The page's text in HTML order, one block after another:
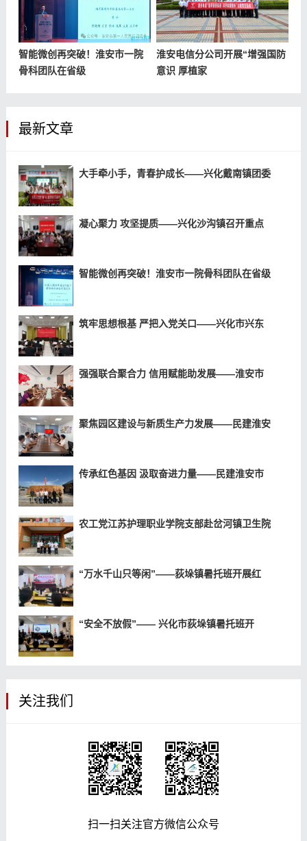
智能微创再突破！淮安市一院
骨科团队在省级
淮安电信分公司开展“增强国防
意识 厚植家
最新文章
大手牵小手，青春护成长——兴化戴南镇团委
凝心聚力 攻坚提质——兴化沙沟镇召开重点
智能微创再突破！淮安市一院骨科团队在省级
筑牢思想根基 严把入党关口——兴化市兴东
强强联合聚合力 信用赋能助发展——淮安市
聚焦园区建设与新质生产力发展——民建淮安
传承红色基因 汲取奋进力量——民建淮安市
农工党江苏护理职业学院支部赴岔河镇卫生院
“万水千山只等闲”——荻垛镇暑托班开展红
“安全不放假”—— 兴化市荻垛镇暑托班开
关注我们
扫一扫关注官方微信公众号